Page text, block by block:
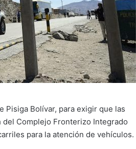
Pisiga Bolívar, para exigir que las
Complejo Fronterizo Integrado
para la atención de vehículos.